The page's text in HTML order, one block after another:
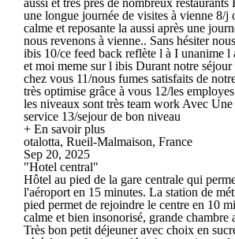
une longue journée de visites à vienne 8/j
calme et reposante la aussi après une
nous revenons à vienne.. Sans hésiter
ibis 10/ce feed back reflète l à I unanime l
et moi meme sur l ibis Durant notre
chez vous 11/nous fumes satisfaits de
très optimise grâce à vous 12/les
les niveaux sont très team work Avec
service 13/sejour de bon niveau
+ En savoir plus
otalotta, Rueil-Malmaison, France
Sep 20, 2025
"Hotel central"
Hôtel au pied de la gare centrale qui
l'aéroport en 15 minutes. La station de
pied permet de rejoindre le centre en 10
calme et bien insonorisé, grande chambre
Très bon petit déjeuner avec choix en